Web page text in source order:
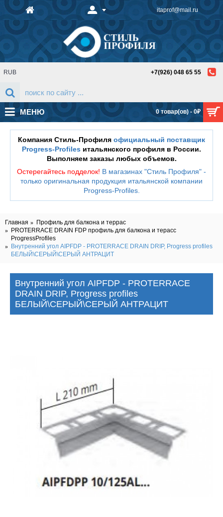
itaprof@mail.ru
0 товар(ов) - 0₽
RUB +7(926) 048 65 55
МЕНЮ
Компания Стиль-Профиля официальный поставщик
Progress-Profiles итальянского профиля в России.
Выполняем заказы любых объемов.
Остерегайтесь подделок! В магазинах "Стиль Профиля" -
только оригинальная продукция итальянской компании
Progress-Profiles.
Главная
Профиль для балкона и террас
PROTERRACE DRAIN FDP профиль для балкона и терасс
ProgressProfiles
Внутренний угол AIPFDP - PROTERRACE DRAIN DRIP, Progress profiles
БЕЛЫЙ\СЕРЫЙ\СЕРЫЙ АНТРАЦИТ
Внутренний угол AIPFDP - PROTERRACE
DRAIN DRIP, Progress profiles
БЕЛЫЙ\СЕРЫЙ\СЕРЫЙ АНТРАЦИТ